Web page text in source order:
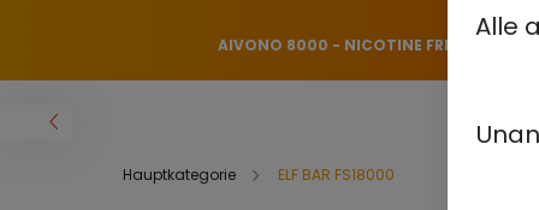
Alle
AIVONO 8000 - NICOTINE FREE 0%
Hauptkategorie ELF BAR FS18000